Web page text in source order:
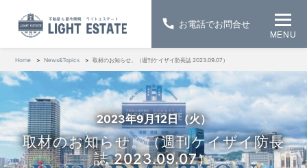
MENU
Home News&Topics 取材のお知らせ。（週刊ケイザイ防長誌 2023.09.07）
2023年9月12日（火）
取材のお知らせ。（週刊ケイザイ防長
誌 2023.09.07）
お電話でお問合せ